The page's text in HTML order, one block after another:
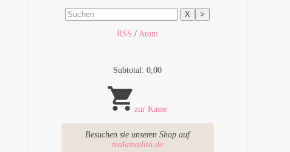
X >
RSS /Atom
Subtotal: 0,00
zur Kasse
Besuchen sie unseren Shop auf
malamadita.de